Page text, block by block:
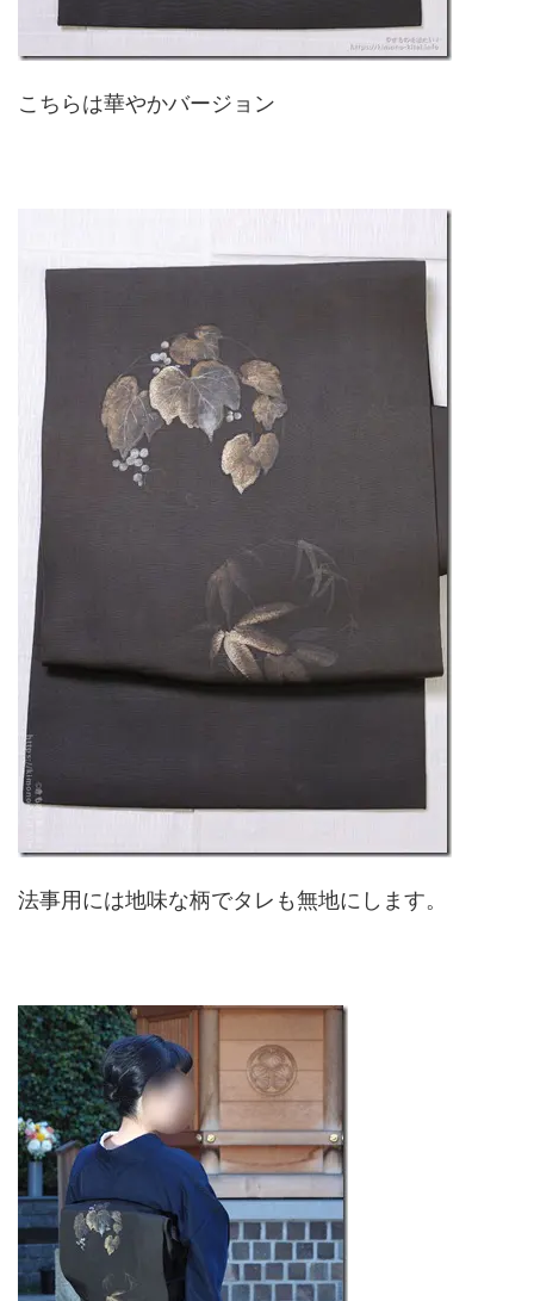
こちらは華やかバージョン
法事用には地味な柄でタレも無地にします。